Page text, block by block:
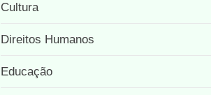
Cultura
Direitos Humanos
Educação